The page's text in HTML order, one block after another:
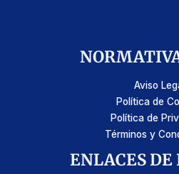
Aviso
Política de
Política de
Términos y
ENLACES